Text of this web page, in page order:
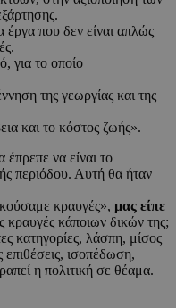
που δεν είναι απλώς
για το οποίο
της γεωργίας και της
και το κόστος ζωής».
έπρεπε να είναι το
περιόδου. Αυτή θα ήταν
κραυγές», μας είπε
κραυγές κάποιων δικών της;
κατηγορίες, λάσπη, μίσος
ισοπέδωση,
η πολιτική σε θέαμα.